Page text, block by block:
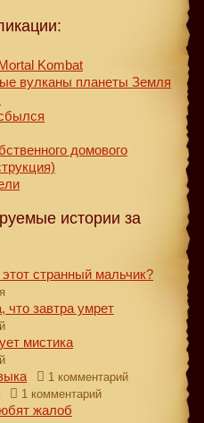
Kombat
вулканы планеты Земля
домового
истории за
странный мальчик?
что завтра умрет
мистика
1 комментарий
1 комментарий
жалоб